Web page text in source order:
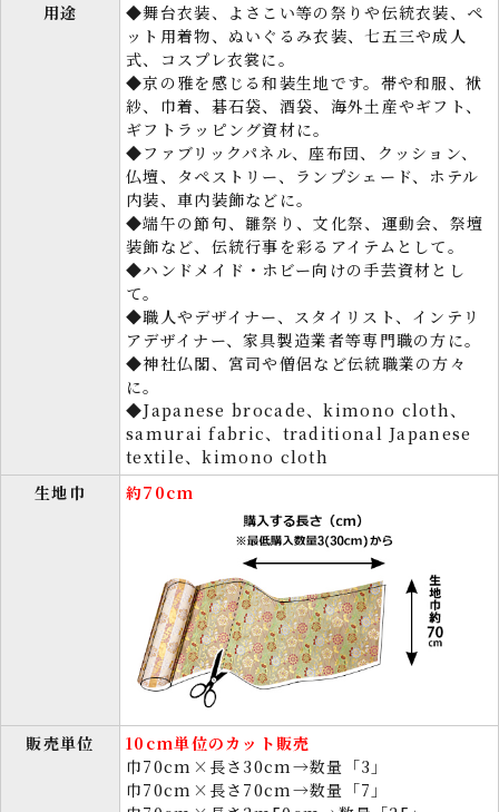
用途
◆舞台衣装、よさこい等の祭りや伝統衣装、ペ
ット用着物、ぬいぐるみ衣装、七五三や成人
式、コスプレ衣裳に。
◆京の雅を感じる和装生地です。帯や和服、袱
紗、巾着、碁石袋、酒袋、海外土産やギフト、
ギフトラッピング資材に。
◆ファブリックパネル、座布団、クッション、
仏壇、タペストリー、ランプシェード、ホテル
内装、車内装飾などに。
◆端午の節句、雛祭り、文化祭、運動会、祭壇
装飾など、伝統行事を彩るアイテムとして。
◆ハンドメイド・ホビー向けの手芸資材とし
て。
◆職人やデザイナー、スタイリスト、インテリ
アデザイナー、家具製造業者等専門職の方に。
◆神社仏閣、宮司や僧侶など伝統職業の方々
に。
◆Japanese brocade、kimono cloth、
samurai fabric、traditional Japanese
textile、kimono cloth
生地巾
約70cm
販売単位
10cm単位のカット販売
巾70cm×長さ30cm→数量「3」
巾70cm×長さ70cm→数量「7」